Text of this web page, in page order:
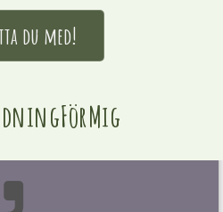
du med!